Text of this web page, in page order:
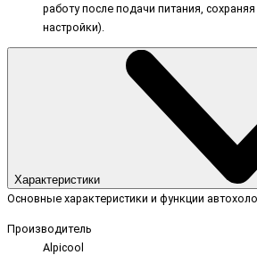
работу после подачи питания,
настройки).
Характеристики
Основные характеристики и функции
Производитель
Alpicool